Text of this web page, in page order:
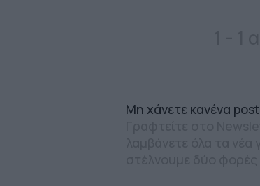
Mη χάνετε κανένα post